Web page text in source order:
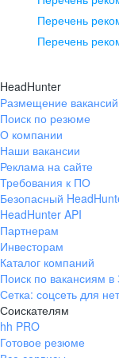
pr@ural.hh.ru
помещение 21
+7 383 207-94-
pr@nsk.hh.ru
Перечень
Перечень
HeadHunter
Размещение вакансий
Поиск по резюме
О компании
Наши вакансии
Реклама на сайте
Требования к ПО
Безопасный
HeadHunter API
Партнерам
Инвесторам
Каталог компаний
Поиск по вакансиям в
Сетка: соцсеть для
Соискателям
hh PRO
Готовое резюме